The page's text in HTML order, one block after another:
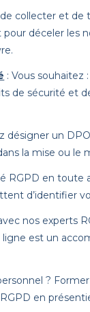
collecter et de
déceler les
: Vous
de sécurité et
désigner un
la mise ou le
RGPD en toute
d’identifier
nos experts
ligne est un
?
en